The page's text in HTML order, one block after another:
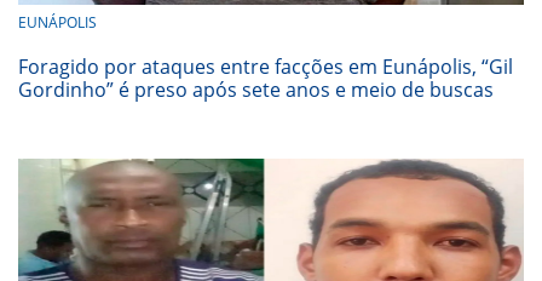
EUNÁPOLIS
Foragido por ataques entre facções em Eunápolis, “Gil
Gordinho” é preso após sete anos e meio de buscas